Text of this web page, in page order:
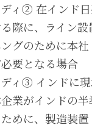
ィ② 在インド
際に、ライン
グのために本
要となる場合
ィ③ インドに
業がインドの
めに、製造装